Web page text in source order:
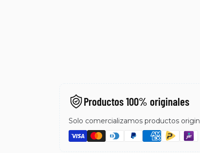
Productos 100% originales
Solo comercializamos productos